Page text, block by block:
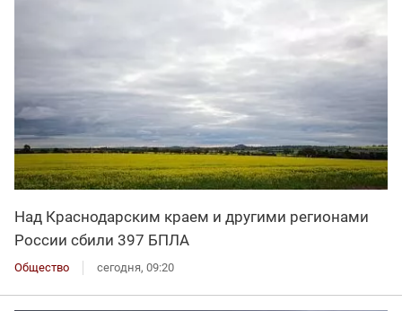
Над Краснодарским краем и другими регионами
России сбили 397 БПЛА
Общество сегодня, 09:20